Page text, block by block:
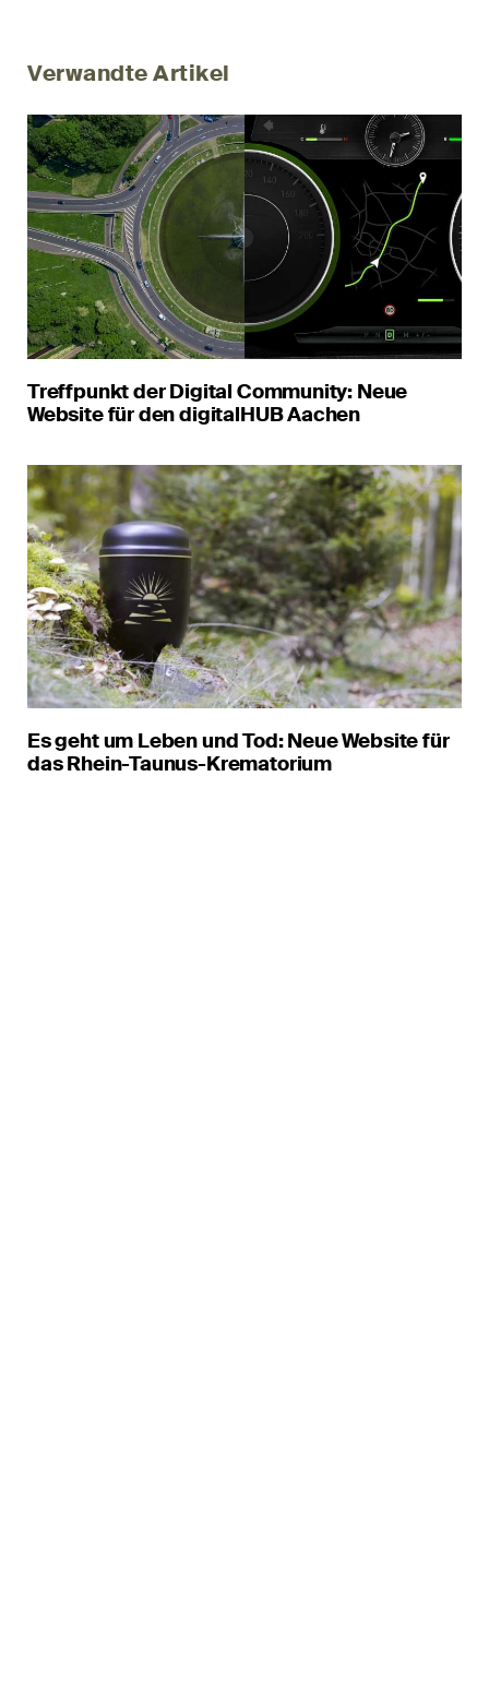
Verwandte Artikel
Treffpunkt der Digital Community: Neue
Website für den digitalHUB Aachen
Es geht um Leben und Tod: Neue Website für
das Rhein-Taunus-Krematorium